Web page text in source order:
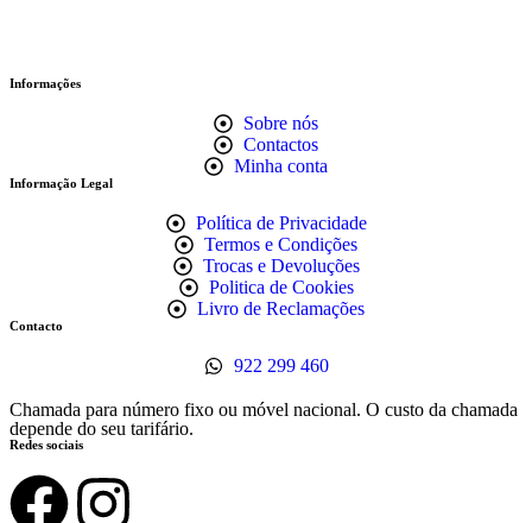
Informações
Sobre nós
Contactos
Minha conta
Informação Legal
Política de Privacidade
Termos e Condições
Trocas e Devoluções
Politica de Cookies
Livro de Reclamações
Contacto
922 299 460
Chamada para número fixo ou móvel nacional. O custo da chamada
depende do seu tarifário.
Redes sociais